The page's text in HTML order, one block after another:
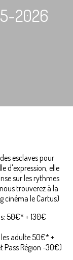
2026
esclaves pour
d'expression, elle
sur les rythmes
trouverez à la
cinéma le Cartus)
50€* + 130€
adulte 50€* +
Pass Région -30€)